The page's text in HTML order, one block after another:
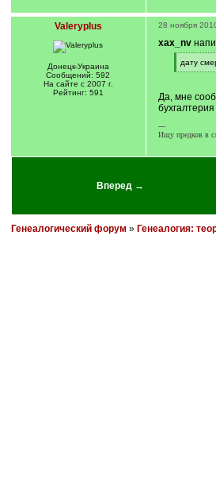
Valeryplus
Донецк-Украина
Сообщений: 592
На сайте с 2007 г.
Рейтинг: 591
28 ноября
xax_nv
[
q
дату
[
]
Да, мне
---
Ищу предков в
Вперед →
Генеалогический форум » Генеалогия: